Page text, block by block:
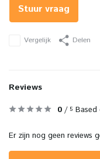
Stuur vraag
Vergelijk Delen
Reviews
0 / 5 Based
Er zijn nog geen reviews